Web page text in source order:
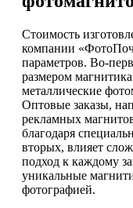
Стоимость
компании
параметров. Во-
размером
металлические
Оптовые заказы,
рекламных
благодаря
вторых, влияет
подход к каждому
уникальные
фотографией.